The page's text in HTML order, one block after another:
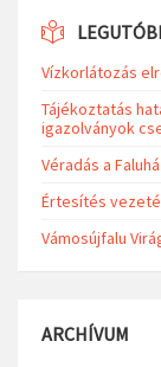
Vízkorlátozás
Tájékoztatás
igazolványok
Véradás a
Értesítés
Vámosújfalu
ARCHÍVUM